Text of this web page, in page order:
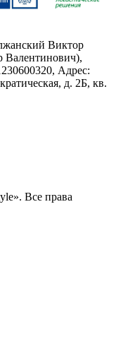
Виктор
Адрес:
д. 2Б, кв.
Все права